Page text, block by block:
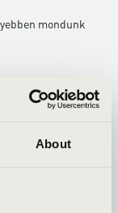
About
mondunk